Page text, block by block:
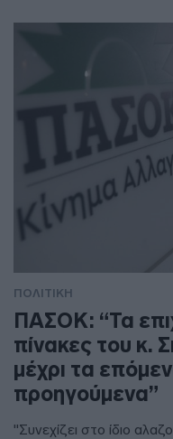
ΠΟΛΙΤΙΚΗ
ΠΑΣΟΚ: “Τα
πίνακες του κ.
μέχρι τα
προηγούμενα”
"Συνεχίζει στο ίδιο